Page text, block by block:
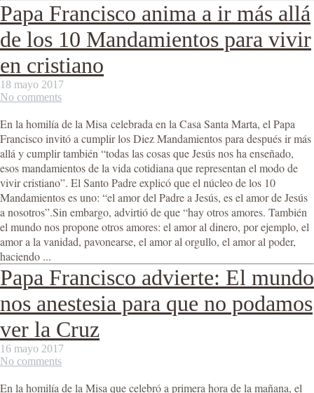
Papa Francisco anima a ir más allá
de los 10 Mandamientos para vivir
en cristiano
18 mayo 2017
No comments
En la homilía de la Misa celebrada en la Casa Santa Marta, el Papa
Francisco invitó a cumplir los Diez Mandamientos para después ir más
allá y cumplir también “todas las cosas que Jesús nos ha enseñado,
esos mandamientos de la vida cotidiana que representan el modo de
vivir cristiano”. El Santo Padre explicó que el núcleo de los 10
Mandamientos es uno: “el amor del Padre a Jesús, es el amor de Jesús
a nosotros”.Sin embargo, advirtió de que “hay otros amores. También
el mundo nos propone otros amores: el amor al dinero, por ejemplo, el
amor a la vanidad, pavonearse, el amor al orgullo, el amor al poder,
haciendo ...
Papa Francisco advierte: El mundo
nos anestesia para que no podamos
ver la Cruz
16 mayo 2017
No comments
En la homilía de la Misa que celebró a primera hora de la mañana, el